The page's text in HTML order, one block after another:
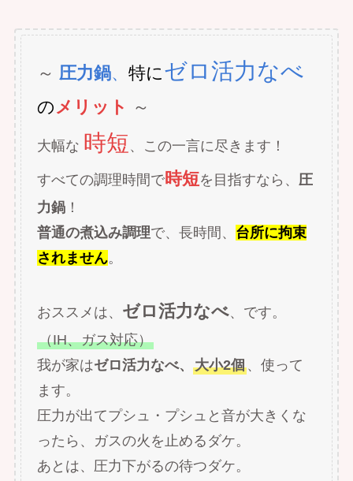
～ 圧力鍋、 特に ゼロ活力なべ
の メリット ～
大幅な 時短 、この一言に尽きます！
すべての調理時間で時短を目指すなら、 圧
力鍋！
普通の煮込み調理で、長時間、 台所に拘束
されません。
おススメは、 ゼロ活力なべ、です。
（IH、ガス対応）
我が家はゼロ活力なべ、 大小2個、使って
ます。
圧力が出てプシュ・プシュと音が大きくな
ったら、ガスの火を止めるダケ。
あとは、圧力下がるの待つダケ。